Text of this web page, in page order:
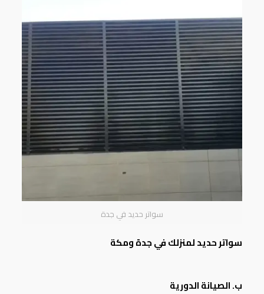
سواتر حديد في جدة
سواتر حديد لمنزلك في جدة ومكة
ب. الصيانة الدورية